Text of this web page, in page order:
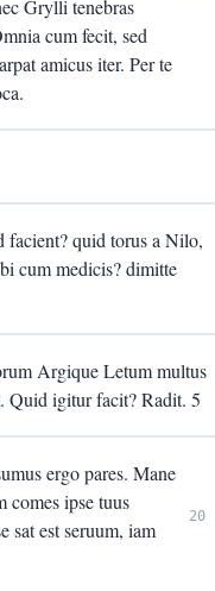
Grylli tenebras
cum fecit, sed
amicus iter. Per te
facient? quid torus a Nilo,
cum medicis? dimitte
Argique Letum multus
Quid igitur facit? Radit. 5
ergo pares. Mane
comes ipse tuus
sat est seruum, iam
20